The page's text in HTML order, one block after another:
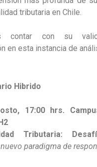
tributaria en Chile.
contar con su
en esta instancia de
Hibrido
17:00 hrs.
Tributaria:
paradigma de